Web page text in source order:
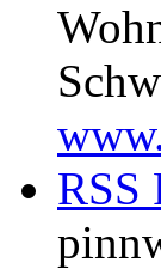
RSS